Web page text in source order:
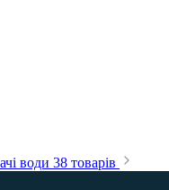
води 38 товарів